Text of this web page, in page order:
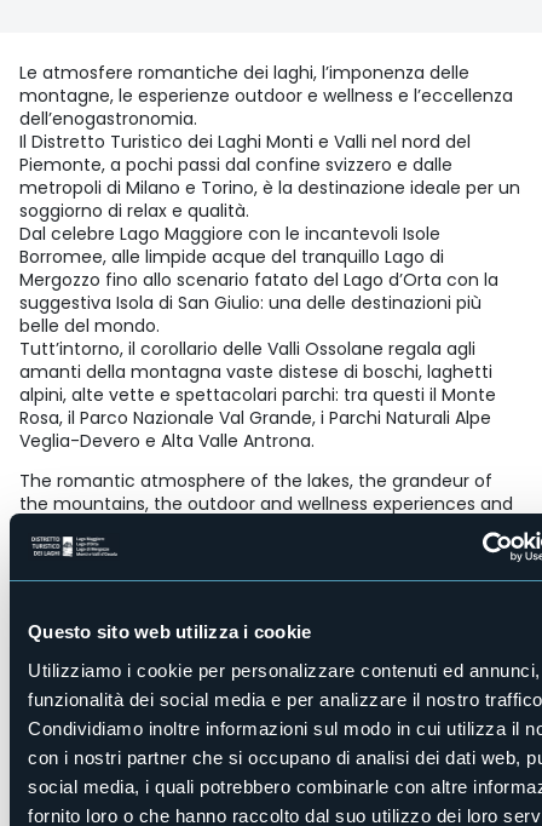
Questo sito web utilizza i cookie
Utilizziamo i cookie per personalizzare contenuti ed
funzionalità dei social media e per analizzare il nostro
Condividiamo inoltre informazioni sul modo in cui utilizza il
con i nostri partner che si occupano di analisi dei dati web,
social media, i quali potrebbero combinarle con altre
fornito loro o che hanno raccolto dal suo utilizzo dei loro
Le atmosfere romantiche dei laghi, l’imponenza delle
montagne, le esperienze outdoor e wellness e l’eccellenza
dell’enogastronomia.
Il Distretto Turistico dei Laghi Monti e Valli nel nord del
Piemonte, a pochi passi dal confine svizzero e dalle
metropoli di Milano e Torino, è la destinazione ideale per un
soggiorno di relax e qualità.
Dal celebre Lago Maggiore con le incantevoli Isole
Borromee, alle limpide acque del tranquillo Lago di
Mergozzo fino allo scenario fatato del Lago d’Orta con la
suggestiva Isola di San Giulio: una delle destinazioni più
belle del mondo.
Tutt’intorno, il corollario delle Valli Ossolane regala agli
amanti della montagna vaste distese di boschi, laghetti
alpini, alte vette e spettacolari parchi: tra questi il Monte
Rosa, il Parco Nazionale Val Grande, i Parchi Naturali Alpe
Veglia-Devero e Alta Valle Antrona.
The romantic atmosphere of the lakes, the grandeur of
the mountains, the outdoor and wellness experiences and
The Distretto Turistico dei Laghi Monti e Valli in northern
relaxing and quality stay.
Die romantischen Atmosphären der Seen, die Großartigkeit
der Berge, die Outdoor- und Wellness-Erlebnisse und die
Vorzüglichkeit der Önogastronomie.
Der touristische Bezirk der Seen, Berge und Täler im Norden
des Piemont, ganz in der Nähe der Schweizer Grenze und
der Großstädte Mailand und Turin, ist das ideale Ziel für
einen erholsamen und qualitativ anspruchsvollen
Aufenthalt.